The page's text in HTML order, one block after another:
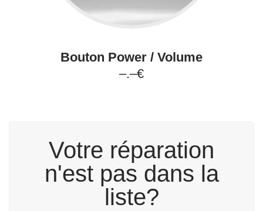
Bouton Power / Volume
–.–€
Votre réparation
n'est pas dans la
liste?